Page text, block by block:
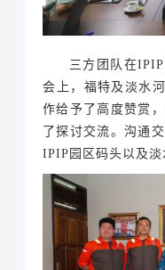
三方团队在
会上，福特及淡水
作给予了高度赞赏
了探讨交流。沟通
IPIP园区码头以及淡